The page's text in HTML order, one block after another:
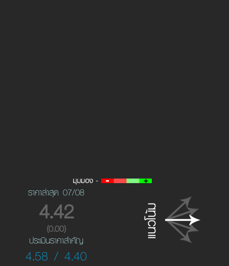
ราคาล่าสุด 07/08
4.42
(0.00)
ประเมินราคาสำคัญ
4.58 / 4.40